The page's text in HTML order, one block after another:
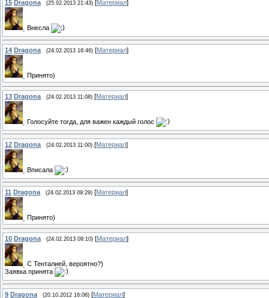
15 Dragona (25.02.2013 21:43) [Материал]
Внесла
14 Dragona (24.02.2013 16:46) [Материал]
Принято)
13 Dragona (24.02.2013 11:08) [Материал]
Голосуйте тогда, для важен каждый голос
12 Dragona (24.02.2013 11:00) [Материал]
Вписала
11 Dragona (24.02.2013 09:29) [Материал]
Принято)
10 Dragona (24.02.2013 09:10) [Материал]
С Тенталией, вероятно?)
Заявка принята
9 Dragona (20.10.2012 16:06) [Материал]